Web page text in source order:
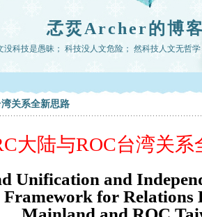
孞烎Archer的博
没科技是愚昧； 科技没人文危险； 然科技人文无哲
关系全新思路
大陆与ROC台湾关系
Unification and
for Relations